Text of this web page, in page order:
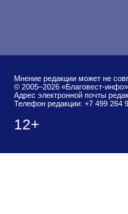
Мнение редакции может не
© 2005–2026 «Благовест-инфо»
Адрес электронной почты
Телефон редакции: +7 499 264
12+